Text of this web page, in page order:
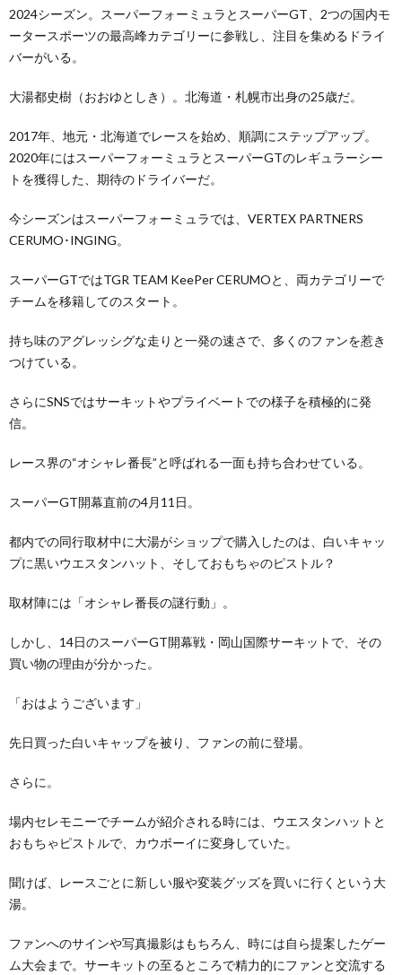
2024シーズン。スーパーフォーミュラとスーパーGT、2つの国内モ
ータースポーツの最高峰カテゴリーに参戦し、注目を集めるドライ
バーがいる。
大湯都史樹（おおゆとしき）。北海道・札幌市出身の25歳だ。
2017年、地元・北海道でレースを始め、順調にステップアップ。
2020年にはスーパーフォーミュラとスーパーGTのレギュラーシー
トを獲得した、期待のドライバーだ。
今シーズンはスーパーフォーミュラでは、VERTEX PARTNERS
CERUMO･INGING。
スーパーGTではTGR TEAM KeePer CERUMOと、両カテゴリーで
チームを移籍してのスタート。
持ち味のアグレッシグな走りと一発の速さで、多くのファンを惹き
つけている。
さらにSNSではサーキットやプライベートでの様子を積極的に発
信。
レース界の“オシャレ番長”と呼ばれる一面も持ち合わせている。
スーパーGT開幕直前の4月11日。
都内での同行取材中に大湯がショップで購入したのは、白いキャッ
プに黒いウエスタンハット、そしておもちゃのピストル？
取材陣には「オシャレ番長の謎行動」。
しかし、14日のスーパーGT開幕戦・岡山国際サーキットで、その
買い物の理由が分かった。
「おはようございます」
先日買った白いキャップを被り、ファンの前に登場。
さらに。
場内セレモニーでチームが紹介される時には、ウエスタンハットと
おもちゃピストルで、カウボーイに変身していた。
聞けば、レースごとに新しい服や変装グッズを買いに行くという大
湯。
ファンへのサインや写真撮影はもちろん、時には自ら提案したゲー
ム大会まで。サーキットの至るところで精力的にファンと交流する